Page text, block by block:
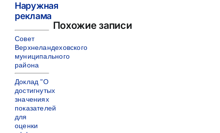
Похожие записи
Наружная
реклама
Совет
Верхнеландеховского
муниципального
района
Доклад "О
достигнутых
значениях
показателей
для
оценки